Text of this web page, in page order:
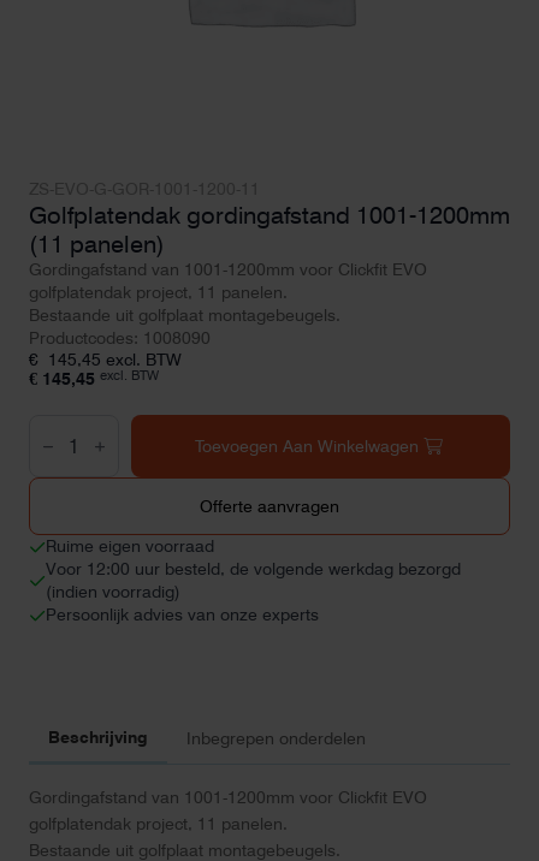
Golfplatendak gordingafstand 1001-1200mm
(11 panelen)
Gordingafstand van 1001-1200mm voor Clickfit EVO
golfplatendak project, 11 panelen.
Bestaande uit golfplaat montagebeugels.
Productcodes: 1008090
€ 145,45 excl. BTW
€ 145,45 excl. BTW
Golfplatendak
gordingafstand
1001-
1200mm
aantal
Toevoegen Aan Winkelwagen
Offerte aanvragen
Ruime eigen voorraad
Voor 12:00 uur besteld, de volgende werkdag bezorgd
(indien voorradig)
Persoonlijk advies van onze experts
Beschrijving Inbegrepen onderdelen
Gordingafstand van 1001-1200mm voor Clickfit EVO
golfplatendak project, 11 panelen.
Bestaande uit golfplaat montagebeugels.